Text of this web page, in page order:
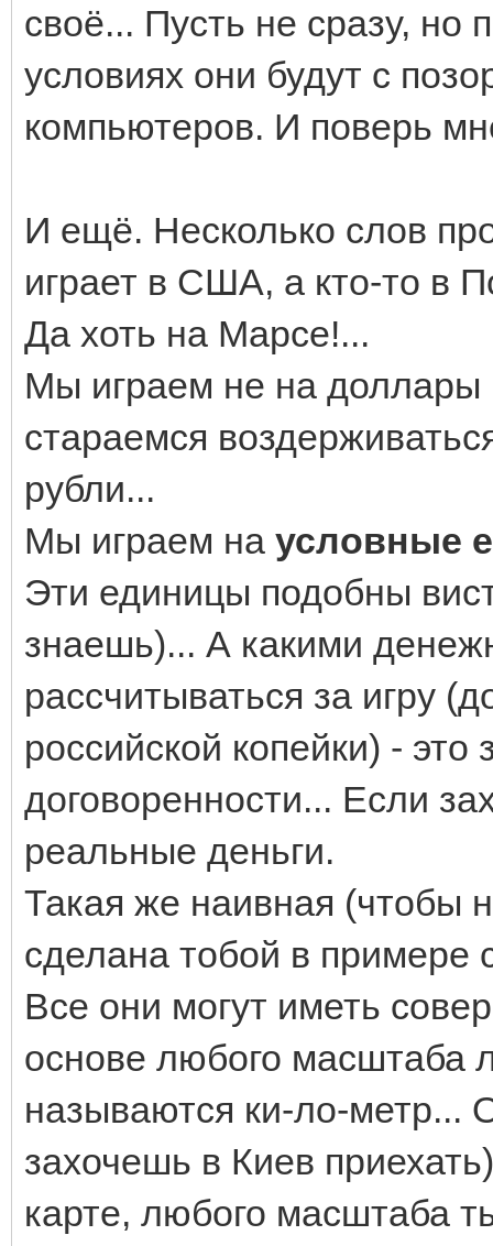
своё... Пусть не сразу, но
условиях они будут с
компьютеров. И поверь
И ещё. Несколько слов
играет в США, а кто-то в
Да хоть на Марсе!...
Мы играем не на
стараемся
рубли...
Мы играем на условные
Эти единицы подобны
знаешь)... А какими
рассчитываться за игру
российской копейки) -
договоренности... Если
реальные деньги.
Такая же наивная (чтобы
сделана тобой в примере
Все они могут иметь
основе любого масштаба
называются ки-ло-метр...
захочешь в Киев
карте, любого масштаба